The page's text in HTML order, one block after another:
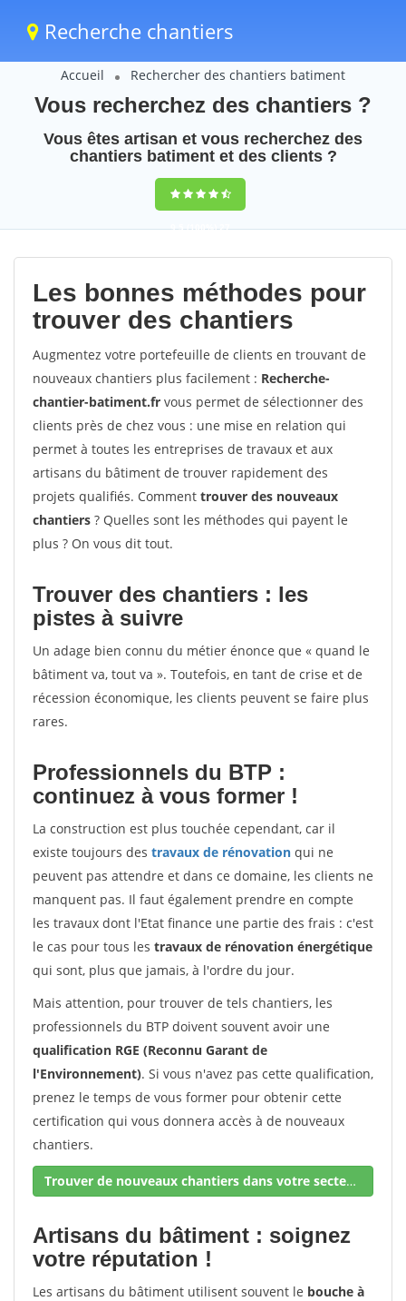
Recherche chantiers
Accueil Rechercher des chantiers batiment
Vous recherchez des chantiers ?
Vous êtes artisan et vous recherchez des
chantiers batiment et des clients ?
9,5(100%)27
votes
Les bonnes méthodes pour
trouver des chantiers
Augmentez votre portefeuille de clients en trouvant de
nouveaux chantiers plus facilement : Recherche-
chantier-batiment.fr vous permet de sélectionner des
clients près de chez vous : une mise en relation qui
permet à toutes les entreprises de travaux et aux
artisans du bâtiment de trouver rapidement des
projets qualifiés. Comment trouver des nouveaux
chantiers ? Quelles sont les méthodes qui payent le
plus ? On vous dit tout.
Trouver des chantiers : les
pistes à suivre
Un adage bien connu du métier énonce que « quand le
bâtiment va, tout va ». Toutefois, en tant de crise et de
récession économique, les clients peuvent se faire plus
rares.
Professionnels du BTP :
continuez à vous former !
La construction est plus touchée cependant, car il
existe toujours des travaux de rénovation qui ne
peuvent pas attendre et dans ce domaine, les clients ne
manquent pas. Il faut également prendre en compte
les travaux dont l'Etat finance une partie des frais : c'est
le cas pour tous les travaux de rénovation énergétique
qui sont, plus que jamais, à l'ordre du jour.
Mais attention, pour trouver de tels chantiers, les
professionnels du BTP doivent souvent avoir une
qualification RGE (Reconnu Garant de
l'Environnement). Si vous n'avez pas cette qualification,
prenez le temps de vous former pour obtenir cette
certification qui vous donnera accès à de nouveaux
chantiers.
Trouver de nouveaux chantiers dans votre secteur !
Artisans du bâtiment : soignez
votre réputation !
Les artisans du bâtiment utilisent souvent le bouche à